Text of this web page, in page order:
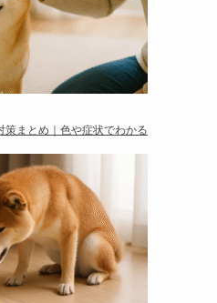
策まとめ｜色や症状でわかる